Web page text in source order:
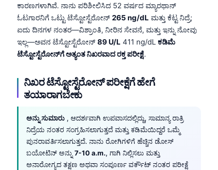
ಕಾರಣಗಳಾಗಿವೆ. ನಾನು ಪರಿಶೀಲಿಸಿದ 52 ವರ್ಷದ ಮ್ಯಾರಥಾನ್
ಓಟಗಾರನಿಗೆ ಒಟ್ಟು ಟೆಸ್ಟೋಸ್ಟೆರೋನ್ 265 ng/dL ಮತ್ತು ಕೆಟ್ಟ ನಿದ್ರೆ;
ಐದು ದಿನಗಳ ನಂತರ—ವಿಶ್ರಾಂತಿ, ನೀರಿನ ಸೇವನೆ, ಮತ್ತು ಇನ್ನು ನೋವು
ಇಲ್ಲ—ಅವನ ಟೆಸ್ಟೋಸ್ಟೆರೋನ್ 89 U/L 411 ng/dL ಕಡಿಮೆ
ಟೆಸ್ಟೋಸ್ಟೆರೋನ್‌ಗೆ ಅತ್ಯಂತ ನಿಖರವಾದ ರಕ್ತ ಪರೀಕ್ಷೆ.
ನಿಖರ ಟೆಸ್ಟೋಸ್ಟೆರೋನ್ ಪರೀಕ್ಷೆಗೆ ಹೇಗೆ
ತಯಾರಾಗಬೇಕು
ಅನ್ನು ಸುಮಾರು , ಆದರ್ಶವಾಗಿ ಉಪವಾಸದಲ್ಲಿದ್ದು, ಸಾಮಾನ್ಯ ರಾತ್ರಿ
ನಿದ್ರೆಯ ನಂತರ ಸಂಗ್ರಹಿಸಲಾಗುತ್ತದೆ ಮತ್ತು ಕಡಿಮೆಯಿದ್ದರೆ ಒಮ್ಮೆ
ಪುನರಾವರ್ತಿಸಲಾಗುತ್ತದೆ. ನಾನು ರೋಗಿಗಳಿಗೆ ಹೆಚ್ಚಿನ ಡೋಸ್
ಬಯೋಟಿನ್ ಅನ್ನು 7-10 a.m., ಗಾಗಿ ನಿಲ್ಲಿಸಲು ಮತ್ತು
ಅನಾರೋಗ್ಯದ ತಕ್ಷಣ ಅಥವಾ ಸಂಪೂರ್ಣ ವರ್ಕೌಟ್ ನಂತರ ಪರೀಕ್ಷೆ
Română
简体中文
فارسی
Български
Nederlands
Bahasa Indonesia
Հայերեն
Íslenska
Српски језик